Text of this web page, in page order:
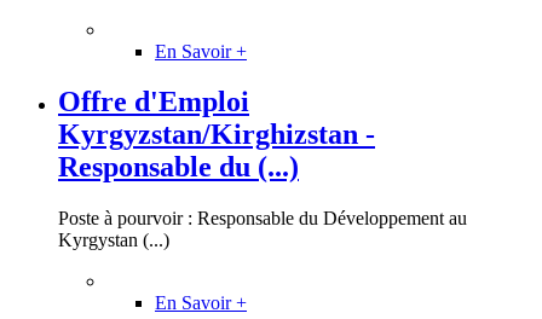
En Savoir +
Offre d'Emploi
Kyrgyzstan/Kirghizstan -
Responsable du (...)
Poste à pourvoir : Responsable du Développement au
Kyrgystan (...)
En Savoir +